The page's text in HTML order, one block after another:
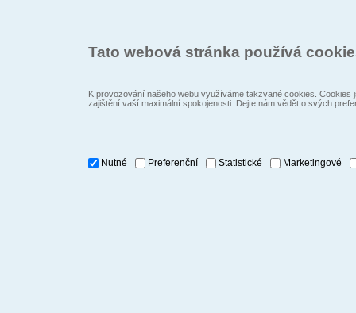
Tato webová stránka používá
K provozování našeho webu využíváme takzvané cookies.
zajištění vaší maximální spokojenosti. Dejte nám vědět o svých
Nutné Preferenční Statistické Marketingové